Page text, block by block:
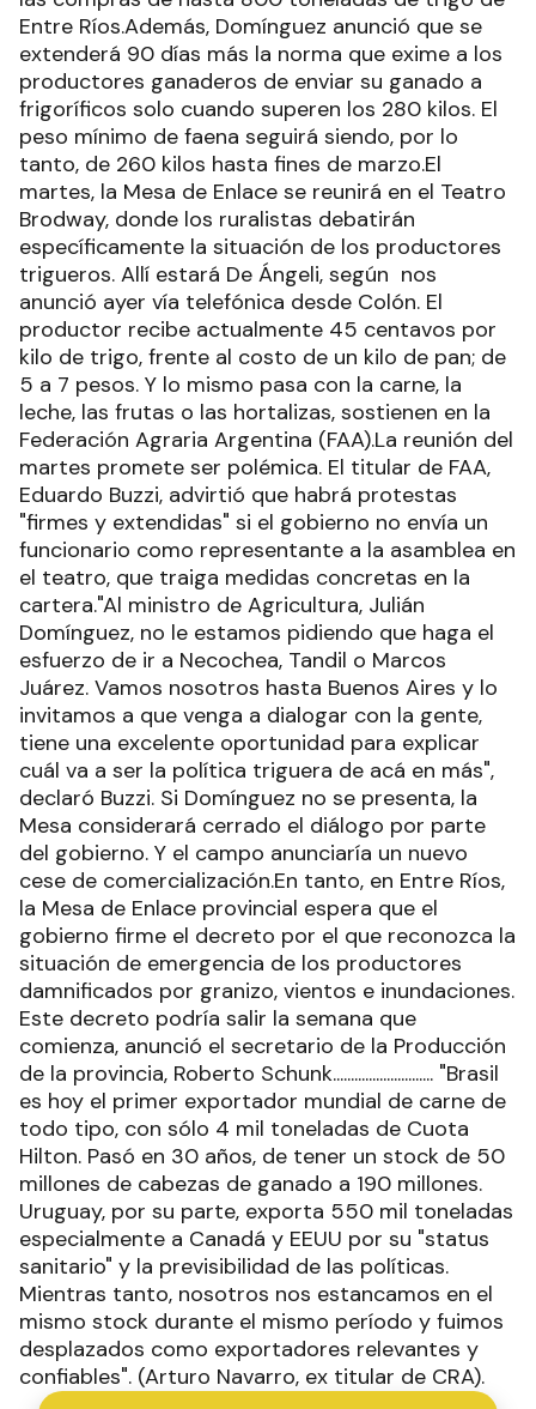
Entre Ríos.Además, Domínguez anunció que se
extenderá 90 días más la norma que exime a los
productores ganaderos de enviar su ganado a
frigoríficos solo cuando superen los 280 kilos. El
peso mínimo de faena seguirá siendo, por lo
tanto, de 260 kilos hasta fines de marzo.El
martes, la Mesa de Enlace se reunirá en el Teatro
Brodway, donde los ruralistas debatirán
específicamente la situación de los productores
trigueros. Allí estará De Ángeli, según nos
anunció ayer vía telefónica desde Colón. El
productor recibe actualmente 45 centavos por
kilo de trigo, frente al costo de un kilo de pan; de
5 a 7 pesos. Y lo mismo pasa con la carne, la
leche, las frutas o las hortalizas, sostienen en la
Federación Agraria Argentina (FAA).La reunión del
martes promete ser polémica. El titular de FAA,
Eduardo Buzzi, advirtió que habrá protestas
"firmes y extendidas" si el gobierno no envía un
funcionario como representante a la asamblea en
el teatro, que traiga medidas concretas en la
cartera."Al ministro de Agricultura, Julián
Domínguez, no le estamos pidiendo que haga el
esfuerzo de ir a Necochea, Tandil o Marcos
Juárez. Vamos nosotros hasta Buenos Aires y lo
invitamos a que venga a dialogar con la gente,
tiene una excelente oportunidad para explicar
cuál va a ser la política triguera de acá en más",
declaró Buzzi. Si Domínguez no se presenta, la
Mesa considerará cerrado el diálogo por parte
del gobierno. Y el campo anunciaría un nuevo
cese de comercialización.En tanto, en Entre Ríos,
la Mesa de Enlace provincial espera que el
gobierno firme el decreto por el que reconozca la
situación de emergencia de los productores
damnificados por granizo, vientos e inundaciones.
Este decreto podría salir la semana que
comienza, anunció el secretario de la Producción
de la provincia, Roberto Schunk............................ "Brasil
es hoy el primer exportador mundial de carne de
todo tipo, con sólo 4 mil toneladas de Cuota
Hilton. Pasó en 30 años, de tener un stock de 50
millones de cabezas de ganado a 190 millones.
Uruguay, por su parte, exporta 550 mil toneladas
especialmente a Canadá y EEUU por su "status
sanitario" y la previsibilidad de las políticas.
Mientras tanto, nosotros nos estancamos en el
mismo stock durante el mismo período y fuimos
desplazados como exportadores relevantes y
confiables". (Arturo Navarro, ex titular de CRA).